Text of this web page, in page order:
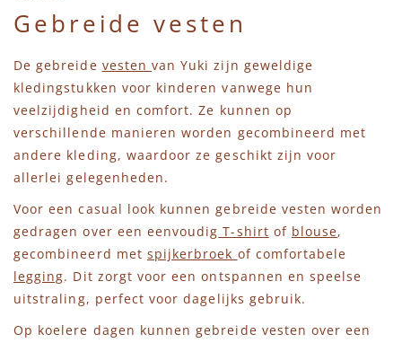
Gebreide vesten
De gebreide vesten van Yuki zijn geweldige
kledingstukken voor kinderen vanwege hun
veelzijdigheid en comfort. Ze kunnen op
verschillende manieren worden gecombineerd met
andere kleding, waardoor ze geschikt zijn voor
allerlei gelegenheden.
Voor een casual look kunnen gebreide vesten worden
gedragen over een eenvoudig T-shirt of blouse,
gecombineerd met spijkerbroek of comfortabele
legging. Dit zorgt voor een ontspannen en speelse
uitstraling, perfect voor dagelijks gebruik.
Op koelere dagen kunnen gebreide vesten over een